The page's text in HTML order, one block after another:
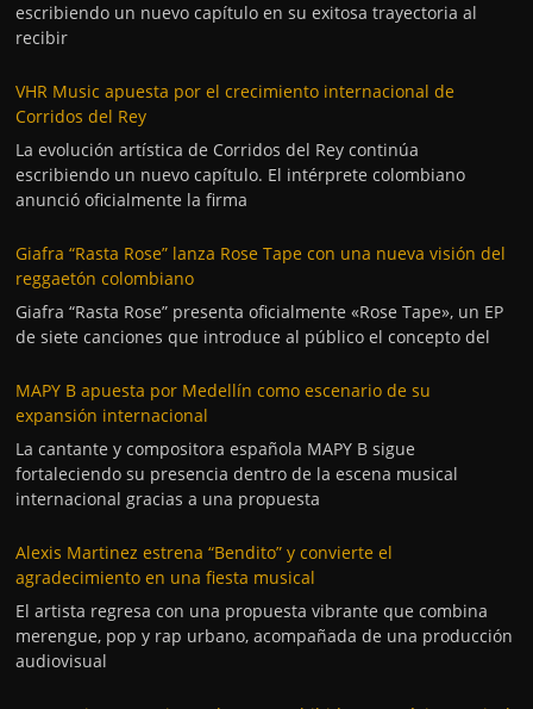
escribiendo un nuevo capítulo en su exitosa trayectoria al
recibir
VHR Music apuesta por el crecimiento internacional de
Corridos del Rey
La evolución artística de Corridos del Rey continúa
escribiendo un nuevo capítulo. El intérprete colombiano
anunció oficialmente la firma
Giafra “Rasta Rose” lanza Rose Tape con una nueva visión del
reggaetón colombiano
Giafra “Rasta Rose” presenta oficialmente «Rose Tape», un EP
de siete canciones que introduce al público el concepto del
MAPY B apuesta por Medellín como escenario de su
expansión internacional
La cantante y compositora española MAPY B sigue
fortaleciendo su presencia dentro de la escena musical
internacional gracias a una propuesta
Alexis Martinez estrena “Bendito” y convierte el
agradecimiento en una fiesta musical
El artista regresa con una propuesta vibrante que combina
merengue, pop y rap urbano, acompañada de una producción
audiovisual